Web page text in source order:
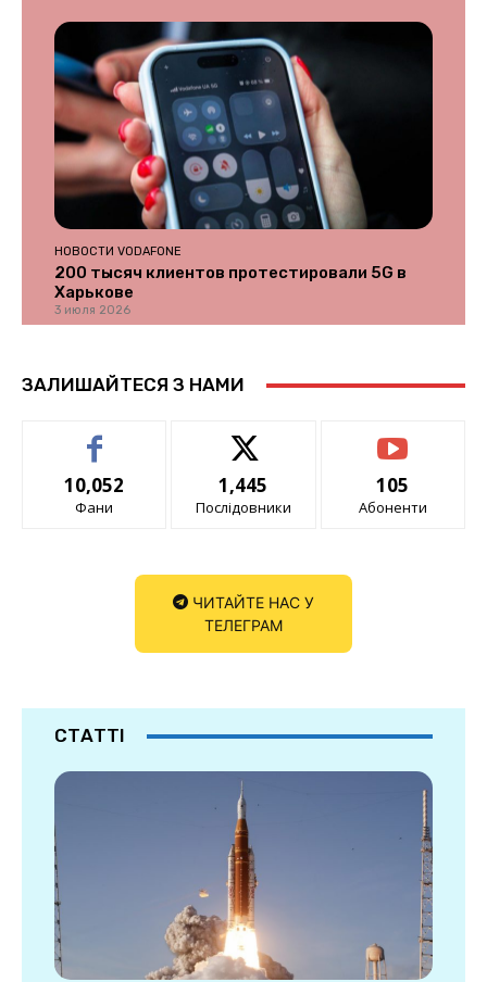
НОВОСТИ VODAFONE
200 тысяч клиентов протестировали 5G в
Харькове
3 июля 2026
ЗАЛИШАЙТЕСЯ З НАМИ
10,052
Фани
1,445
Послідовники
105
Абоненти
ЧИТАЙТЕ НАС У
ТЕЛЕГРАМ
СТАТТІ